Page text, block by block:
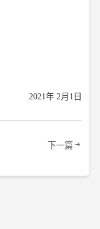
2021年 2 月 1 日
下一篇